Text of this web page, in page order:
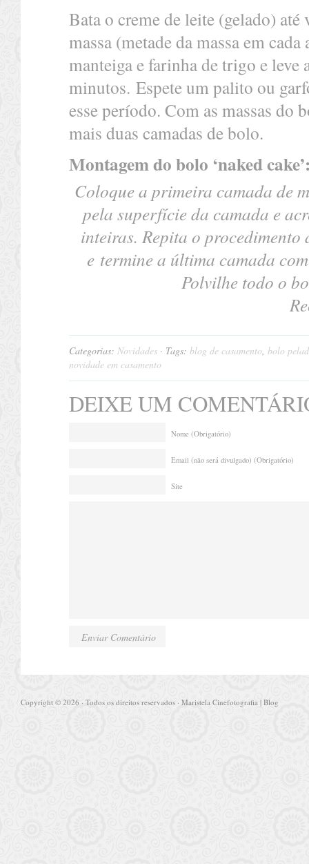
Bata o creme de leite (gelado)
massa (metade da massa em
manteiga e farinha de trigo e
minutos. Espete um palito ou
esse período. Com as massas do
mais duas camadas de bolo.
Montagem do bolo ‘naked
Coloque a primeira camada de
pela superfície da camada e
inteiras. Repita o
e termine a última camada
Polvilhe todo o
Categorias: Novidades · Tags: blog de casamento, bolo
novidade em casamento
DEIXE UM
Nome (Obrigatório)
Email (não será divulgado) (Obrigatório)
Site
Copyright © 2026 · Todos os direitos reservados · Maristela Cinefotografia | Blog